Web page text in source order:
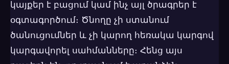
կայքեր է բացում կամ ինչ այլ ծրագրեր է
օգտագործում։ Ծնողը չի ստանում
ծանուցումներ և չի կարող հեռակա կարգով
կարգավորել սահմանները։ Հենց այս